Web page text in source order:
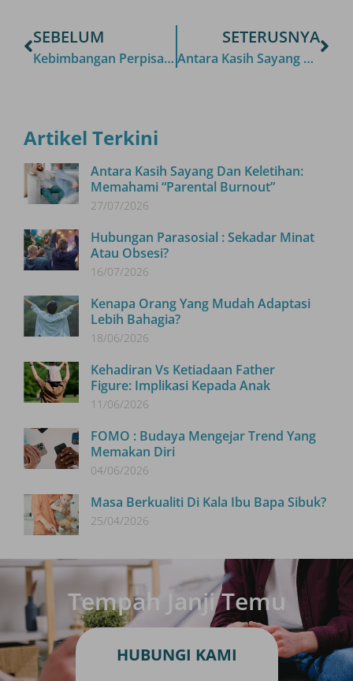
SEBELUM
Kebimbangan Perpisahan Pada Anak Kecil : Normal Atau Perlu Untuk Risau
SETERUSNYA
Antara Kasih Sayang dan Keletihan: Memahami “Parental Burnout”
Artikel Terkini
Antara Kasih Sayang Dan Keletihan:
Memahami “Parental Burnout”
27/07/2026
Hubungan Parasosial : Sekadar Minat
Atau Obsesi?
16/07/2026
Kenapa Orang Yang Mudah Adaptasi
Lebih Bahagia?
18/06/2026
Kehadiran Vs Ketiadaan Father
Figure: Implikasi Kepada Anak
11/06/2026
FOMO : Budaya Mengejar Trend Yang
Memakan Diri
04/06/2026
Masa Berkualiti Di Kala Ibu Bapa Sibuk?
25/04/2026
Tempah Janji Temu
HUBUNGI KAMI